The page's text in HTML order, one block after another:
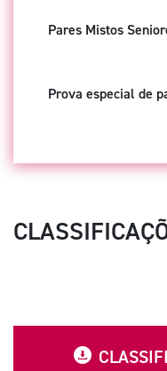
Pares Mistos
Prova especial de